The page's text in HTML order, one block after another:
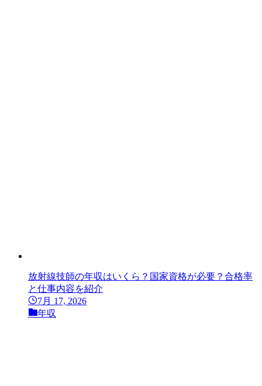
放射線技師の年収はいくら？国家資格が必要？合格率
と仕事内容を紹介
7月 17, 2026
年収